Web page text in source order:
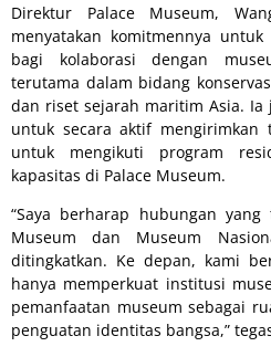
Direktur Palace Museum,
menyatakan komitmennya
bagi kolaborasi dengan
terutama dalam bidang
dan riset sejarah maritim Asia. Ia
untuk secara aktif mengirimkan
untuk mengikuti program
kapasitas di Palace Museum.
“Saya berharap hubungan
Museum dan Museum
ditingkatkan. Ke depan, kami
hanya memperkuat institusi
pemanfaatan museum sebagai
penguatan identitas bangsa,”